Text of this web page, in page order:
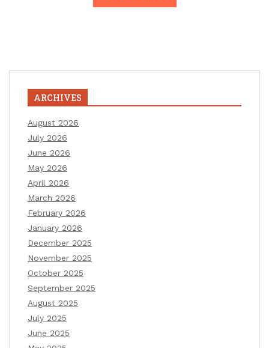
ARCHIVES
August 2026
July 2026
June 2026
May 2026
April 2026
March 2026
February 2026
January 2026
December 2025
November 2025
October 2025
September 2025
August 2025
July 2025
June 2025